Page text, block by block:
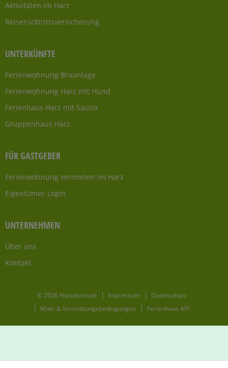
Aktivitäten im Harz
Reiserücktrittsversicherung
UNTERKÜNFTE
Ferienwohnung Braunlage
Ferienwohnung Harz mit Hund
Ferienhaus Harz mit Sauna
Gruppenhaus Harz
FÜR GASTGEBER
Ferienwohnung vermieten im Harz
Eigentümer-Login
UNTERNEHMEN
Über uns
Kontakt
© 2026 Harzdomicile Impressum
Datenschutz
Miet- & Vermittlungsbedingungen
Ferienhaus API